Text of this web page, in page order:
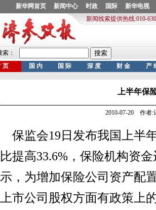
上半年保
2010-07-20 作者:
保监会19日发布我国上半
比提高33.6%，保险机构资
示，为增加保险公司资产配
上市公司股权方面有政策上